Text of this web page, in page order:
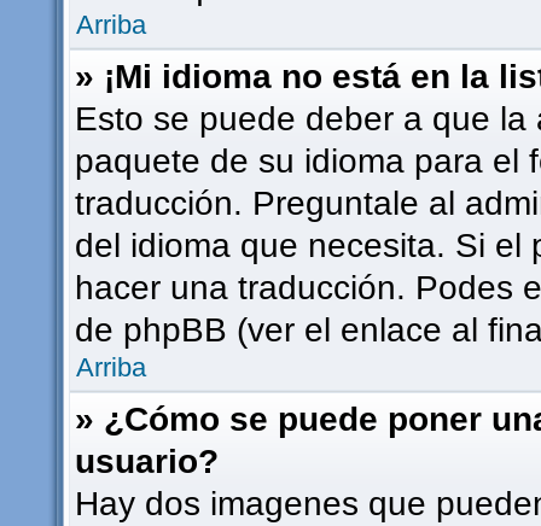
Arriba
» ¡Mi idioma no está en la
Esto se puede deber a que
paquete de su idioma para el
traducción. Preguntale al
del idioma que necesita. Si
hacer una traducción. Podes
de phpBB (ver el enlace al
Arriba
» ¿Cómo se puede poner
usuario?
Hay dos imagenes que